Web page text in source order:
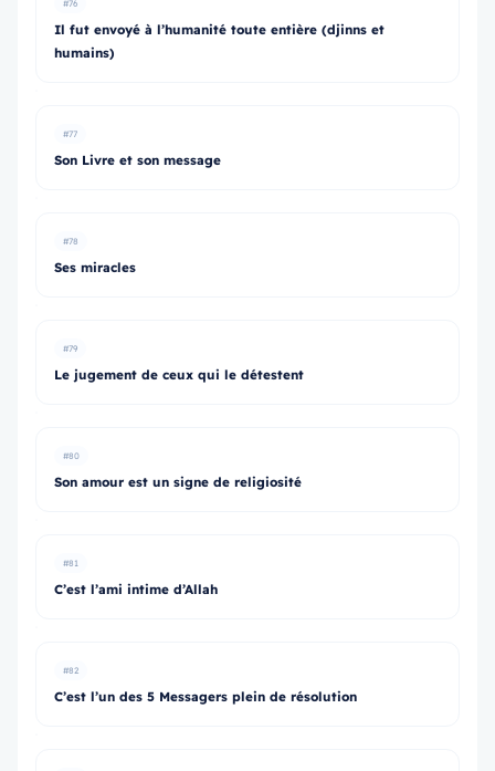
#76
Il fut envoyé à l’humanité toute entière (djinns et
humains)
#77
Son Livre et son message
#78
Ses miracles
#79
Le jugement de ceux qui le détestent
#80
Son amour est un signe de religiosité
#81
C’est l’ami intime d’Allah
#82
C’est l’un des 5 Messagers plein de résolution